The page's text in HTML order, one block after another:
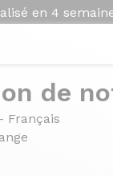
en 4
de
Français